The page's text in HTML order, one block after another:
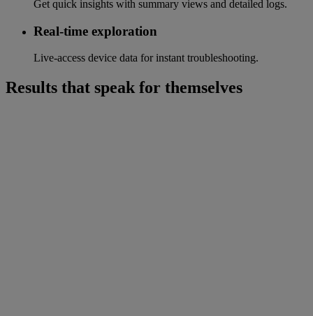
Get quick insights with summary views and detailed logs.
Real-time exploration
Live-access device data for instant troubleshooting.
Results that speak for themselves